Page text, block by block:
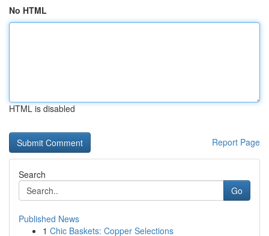
No HTML
HTML is disabled
Report Page
Search
Go
Published News
1 Chic Baskets: Copper Selections